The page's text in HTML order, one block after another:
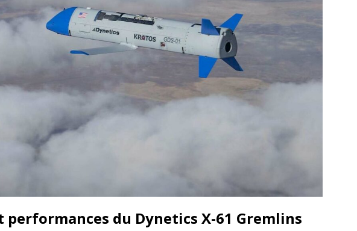
performances du Dynetics X-61 Gremlins